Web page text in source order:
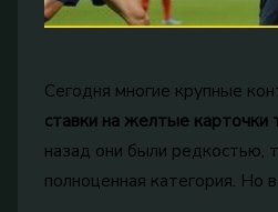
Сегодня многие крупные
ставки на желтые карточки
назад они были редкостью,
полноценная категория. Но